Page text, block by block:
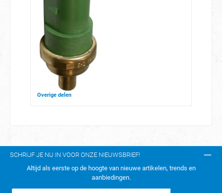
Overige delen
SCHRIJF JE NU IN VOOR ONZE NIEUWSBRIEF!
Altijd als eerste op de hoogte van nieuwe artikelen, trends en
aanbiedingen.